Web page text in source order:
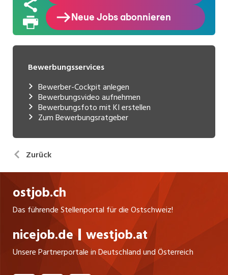
Bewerbungsservices
Bewerber-Cockpit anlegen
Bewerbungsvideo aufnehmen
Bewerbungsfoto mit KI erstellen
Zum Bewerbungsratgeber
Zurück
ostjob.ch
Das führende Stellenportal für die Ostschweiz!
nicejob.de westjob.at
Unsere Partnerportale in Deutschland und Österreich